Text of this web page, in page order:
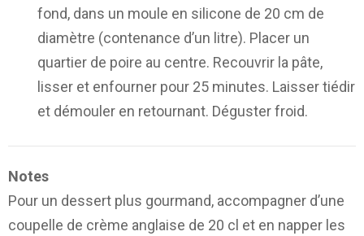
fond, dans un moule en silicone de 20 cm de
diamètre (contenance d’un litre). Placer un
quartier de poire au centre. Recouvrir la pâte,
lisser et enfourner pour 25 minutes. Laisser tiédir
et démouler en retournant. Déguster froid.
Notes
Pour un dessert plus gourmand, accompagner d’une
coupelle de crème anglaise de 20 cl et en napper les